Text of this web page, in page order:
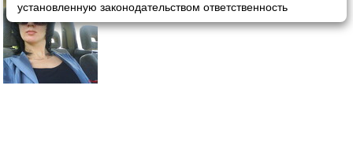
установленную законодательством ответственность